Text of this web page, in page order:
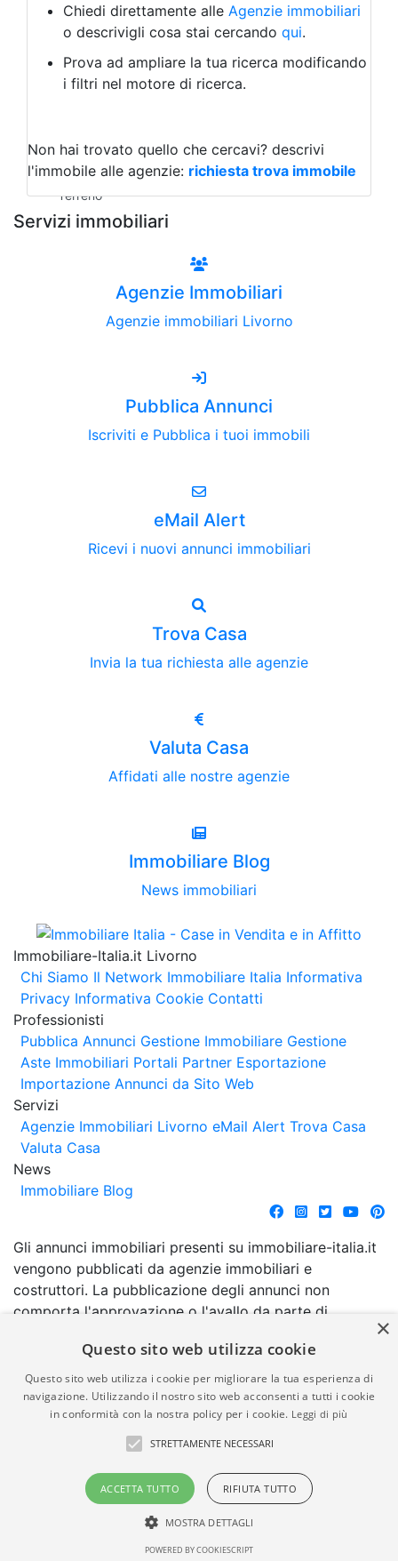
Albergo
Laboratorio Artigianale
Negozio/locale commerciale
Agriturismo
Magazzini
Qualsiasi
Terreno edificabile
Terreno
Chiedi direttamente alle Agenzie immobiliari
o descrivigli cosa stai cercando qui.
Prova ad ampliare la tua ricerca modificando
i filtri nel motore di ricerca.
Non hai trovato quello che cercavi? descrivi
l'immobile alle agenzie: richiesta trova immobile
Servizi immobiliari
Agenzie Immobiliari
Agenzie immobiliari Livorno
Pubblica Annunci
Iscriviti e Pubblica i tuoi immobili
eMail Alert
Ricevi i nuovi annunci immobiliari
Trova Casa
Invia la tua richiesta alle agenzie
Valuta Casa
Affidati alle nostre agenzie
Immobiliare Blog
News immobiliari
Immobiliare-Italia.it Livorno
Chi Siamo Il Network Immobiliare Italia Informativa
Privacy Informativa Cookie Contatti
Professionisti
Pubblica Annunci Gestione Immobiliare Gestione
Aste Immobiliari Portali Partner Esportazione
Importazione Annunci da Sito Web
Servizi
Agenzie Immobiliari Livorno eMail Alert Trova Casa
Valuta Casa
News
Immobiliare Blog
Gli annunci immobiliari presenti su immobiliare-italia.it
vengono pubblicati da agenzie immobiliari e
costruttori. La pubblicazione degli annunci non
comporta l'approvazione o l'avallo da parte di
garanzia da parte di quest'ultima. immobiliare-italia.it
quindi non è responsabile della veridicità, della
correttezza, della completezza, della normativa in
materia di privacy e/o di alcun altro aspetto dei
suddetti annunci.
© Copyright 2007 - 2026
Immobiliare-Italia.it - Part. IVA
Powered by
Gestionale Immobiliare
GestionaleRe.it
×
Questo sito web utilizza cookie
Questo sito web utilizza i cookie per migliorare la tua esperienza di
navigazione. Utilizzando il nostro sito web acconsenti a tutti i cookie
in conformità con la nostra policy per i cookie. Leggi di più
STRETTAMENTE NECESSARI
ACCETTA TUTTO RIFIUTA TUTTO
MOSTRA DETTAGLI
POWERED BY COOKIESCRIPT